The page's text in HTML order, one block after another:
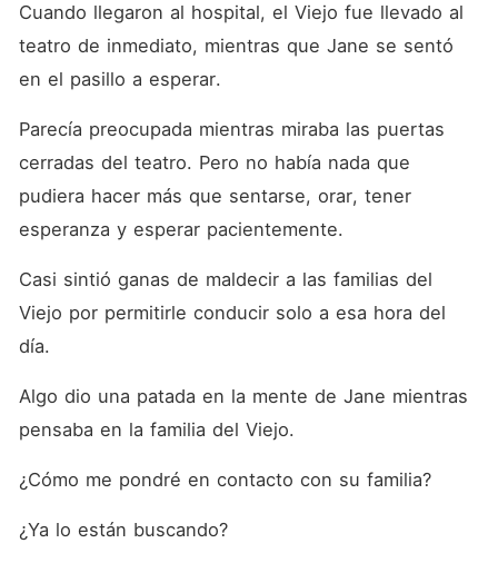
Cuando llegaron al hospital, el Viejo fue llevado al
teatro de inmediato, mientras que Jane se sentó
en el pasillo a esperar.
Parecía preocupada mientras miraba las puertas
cerradas del teatro. Pero no había nada que
pudiera hacer más que sentarse, orar, tener
esperanza y esperar pacientemente.
Casi sintió ganas de maldecir a las familias del
Viejo por permitirle conducir solo a esa hora del
día.
Algo dio una patada en la mente de Jane mientras
pensaba en la familia del Viejo.
¿Cómo me pondré en contacto con su familia?
¿Ya lo están buscando?